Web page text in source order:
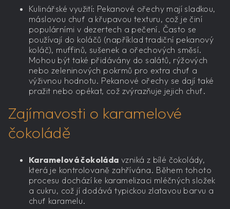
Kulinářské využití: Pekanové ořechy mají sladkou,
máslovou chuť a křupavou texturu, což je činí
populárními v dezertech a pečení. Často se
používají do koláčů (například tradiční pekanový
koláč), muffinů, sušenek a ořechových směsí.
Mohou být také přidávány do salátů, rýžových
nebo zeleninových pokrmů pro extra chuť a
výživnou hodnotu. Pekanové ořechy se dají také
pražit nebo opékat, což zvýrazňuje jejich chuť.
Zajímavosti o karamelové
čokoládě
Karamelová čokoláda vzniká z bílé čokolády,
která je kontrolovaně zahřívána. Během tohoto
procesu dochází ke karamelizaci mléčných složek
a cukru, což jí dodává typickou zlatavou barvu a
chuť karamelu.